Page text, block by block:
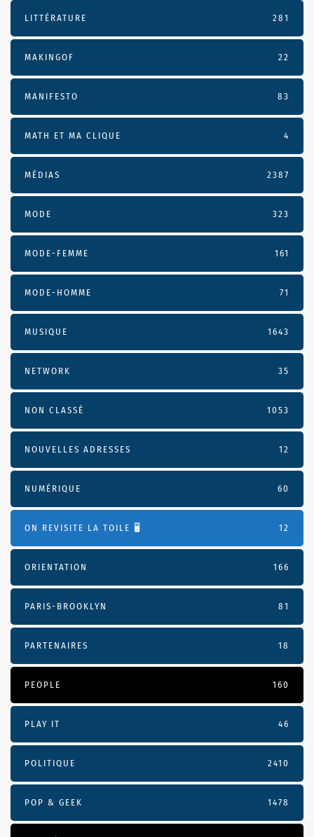
LITTÉRATURE 281
MAKINGOF 22
MANIFESTO 83
MATH ET MA CLIQUE 4
MÉDIAS 2387
MODE 323
MODE-FEMME 161
MODE-HOMME 71
MUSIQUE 1643
NETWORK 35
NON CLASSÉ 1053
NOUVELLES ADRESSES 12
NUMÉRIQUE 60
ON REVISITE LA TOILE 🖥️ 12
ORIENTATION 166
PARIS-BROOKLYN 81
PARTENAIRES 18
PEOPLE 160
PLAY IT 46
POLITIQUE 2410
POP & GEEK 1478